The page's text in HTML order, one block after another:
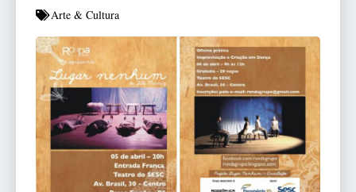
Arte & Cultura